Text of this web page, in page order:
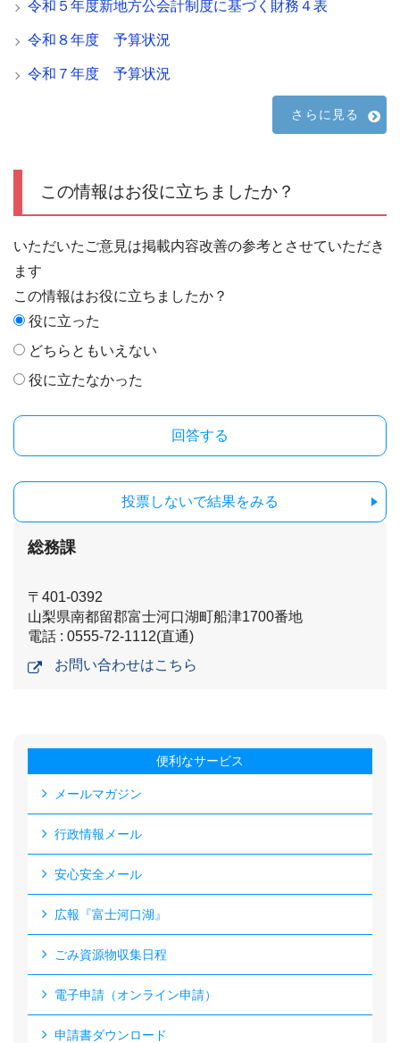
令和５年度新地方公会計制度に基づく財務４表
令和８年度 予算状況
令和７年度 予算状況
さらに見る
この情報はお役に立ちましたか？
いただいたご意見は掲載内容改善の参考とさせていただき
ます
この情報はお役に立ちましたか？
役に立った
どちらともいえない
役に立たなかった
投票しないで結果をみる
総務課
〒401-0392
山梨県南都留郡富士河口湖町船津1700番地
電話 : 0555-72-1112(直通)
お問い合わせはこちら
便利なサービス
メールマガジン
行政情報メール
安心安全メール
広報『富士河口湖』
ごみ資源物収集日程
電子申請（オンライン申請）
申請書ダウンロード